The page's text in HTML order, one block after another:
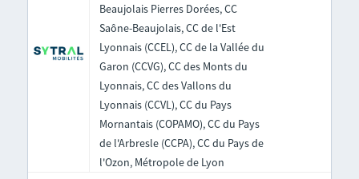
Beaujolais Pierres Dorées, CC
Saône-Beaujolais, CC de l'Est
Lyonnais (CCEL), CC de la Vallée du
Garon (CCVG), CC des Monts du
Lyonnais, CC des Vallons du
Lyonnais (CCVL), CC du Pays
Mornantais (COPAMO), CC du Pays
de l'Arbresle (CCPA), CC du Pays de
l'Ozon, Métropole de Lyon